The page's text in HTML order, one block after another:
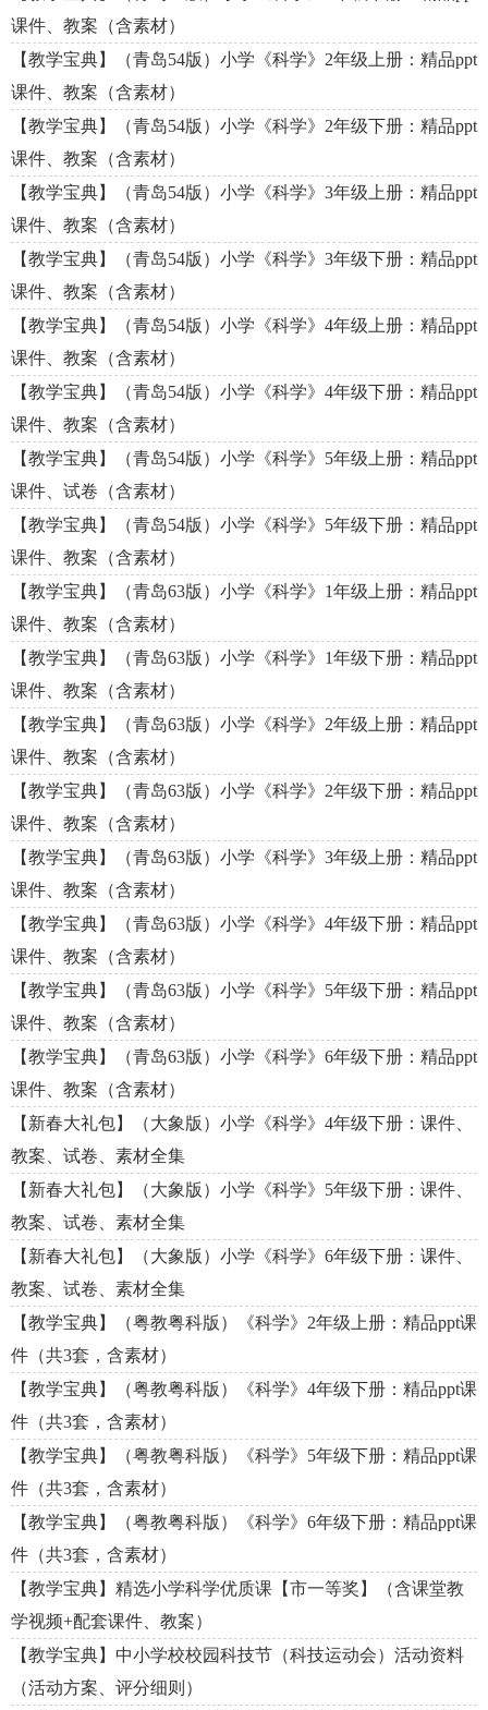
课件、教案（含素材）
【教学宝典】（青岛54版）小学《科学》2年级上册：精品ppt
课件、教案（含素材）
【教学宝典】（青岛54版）小学《科学》2年级下册：精品ppt
课件、教案（含素材）
【教学宝典】（青岛54版）小学《科学》3年级上册：精品ppt
课件、教案（含素材）
【教学宝典】（青岛54版）小学《科学》3年级下册：精品ppt
课件、教案（含素材）
【教学宝典】（青岛54版）小学《科学》4年级上册：精品ppt
课件、教案（含素材）
【教学宝典】（青岛54版）小学《科学》4年级下册：精品ppt
课件、教案（含素材）
【教学宝典】（青岛54版）小学《科学》5年级上册：精品ppt
课件、试卷（含素材）
【教学宝典】（青岛54版）小学《科学》5年级下册：精品ppt
课件、教案（含素材）
【教学宝典】（青岛63版）小学《科学》1年级上册：精品ppt
课件、教案（含素材）
【教学宝典】（青岛63版）小学《科学》1年级下册：精品ppt
课件、教案（含素材）
【教学宝典】（青岛63版）小学《科学》2年级上册：精品ppt
课件、教案（含素材）
【教学宝典】（青岛63版）小学《科学》2年级下册：精品ppt
课件、教案（含素材）
【教学宝典】（青岛63版）小学《科学》3年级上册：精品ppt
课件、教案（含素材）
【教学宝典】（青岛63版）小学《科学》4年级下册：精品ppt
课件、教案（含素材）
【教学宝典】（青岛63版）小学《科学》5年级下册：精品ppt
课件、教案（含素材）
【教学宝典】（青岛63版）小学《科学》6年级下册：精品ppt
课件、教案（含素材）
【新春大礼包】（大象版）小学《科学》4年级下册：课件、
教案、试卷、素材全集
【新春大礼包】（大象版）小学《科学》5年级下册：课件、
教案、试卷、素材全集
【新春大礼包】（大象版）小学《科学》6年级下册：课件、
教案、试卷、素材全集
【教学宝典】（粤教粤科版）《科学》2年级上册：精品ppt课
件（共3套，含素材）
【教学宝典】（粤教粤科版）《科学》4年级下册：精品ppt课
件（共3套，含素材）
【教学宝典】（粤教粤科版）《科学》5年级下册：精品ppt课
件（共3套，含素材）
【教学宝典】（粤教粤科版）《科学》6年级下册：精品ppt课
件（共3套，含素材）
【教学宝典】精选小学科学优质课【市一等奖】（含课堂教
学视频+配套课件、教案）
【教学宝典】中小学校校园科技节（科技运动会）活动资料
（活动方案、评分细则）